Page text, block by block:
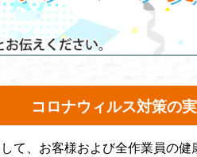
コロナウィルス対策の
て、お客様および全作業員の